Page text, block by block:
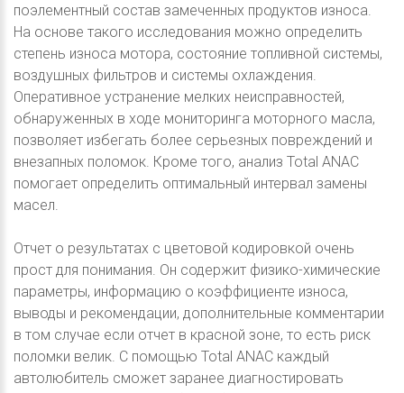
поэлементный состав замеченных продуктов износа.
На основе такого исследования можно определить
степень износа мотора, состояние топливной системы,
воздушных фильтров и системы охлаждения.
Оперативное устранение мелких неисправностей,
обнаруженных в ходе мониторинга моторного масла,
позволяет избегать более серьезных повреждений и
внезапных поломок. Кроме того, анализ Total ANAC
помогает определить оптимальный интервал замены
масел.
Отчет о результатах с цветовой кодировкой очень
прост для понимания. Он содержит физико-химические
параметры, информацию о коэффициенте износа,
выводы и рекомендации, дополнительные комментарии
в том случае если отчет в красной зоне, то есть риск
поломки велик. С помощью Total ANAC каждый
автолюбитель сможет заранее диагностировать